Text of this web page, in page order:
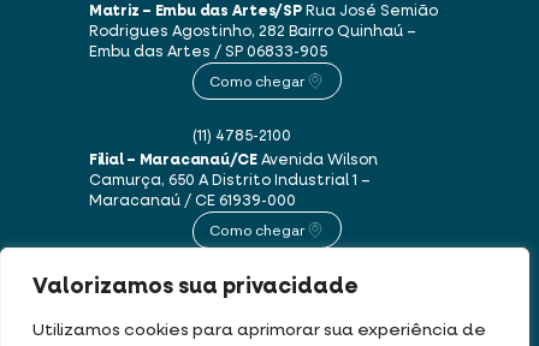
Valorizamos sua privacidade
Utilizamos cookies para aprimorar sua experiência de
Matriz – Embu das Artes/SPRua José Semião
Rodrigues Agostinho, 282 Bairro Quinhaú –
Embu das Artes / SP06833-905
Como chegar
(11) 4785-2100
Filial – Maracanaú/CEAvenida Wilson
Camurça, 650 ADistrito Industrial 1 –
Maracanaú / CE61939-000
Como chegar
(85) 3250-1235